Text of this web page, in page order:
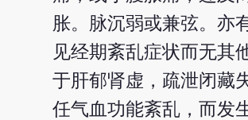
胀。脉沉弱或兼弦。亦
见经期紊乱症状而无其
于肝郁肾虚，疏泄闭藏
任气血功能紊乱，而发